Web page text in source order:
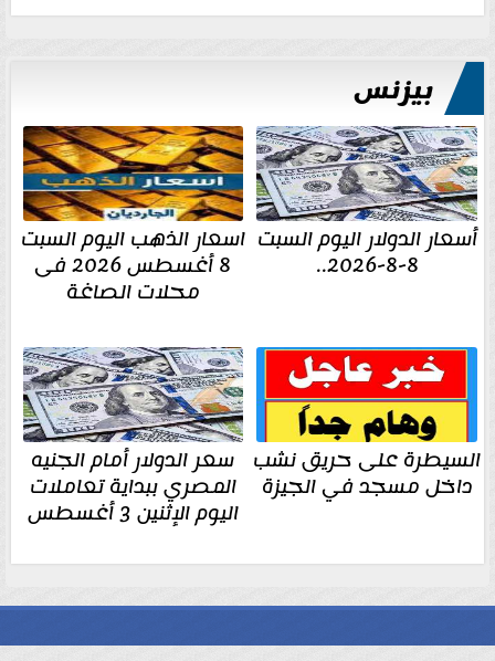
بيزنس
أسعار الدولار اليوم السبت
8-8-2026..
اسعار الذهب اليوم السبت
8 أغسطس 2026 فى
محلات الصاغة
السيطرة على حريق نشب
داخل مسجد في الجيزة
سعر الدولار أمام الجنيه
المصري ببداية تعاملات
اليوم الإثنين 3 أغسطس